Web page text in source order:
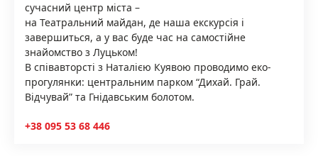
сучасний центр міста –
на Театральний майдан, де наша екскурсія і
завершиться, а у вас буде час на самостійне
знайомство з Луцьком!
В співавторсті з Наталією Куявою проводимо еко-
прогулянки: центральним парком “Дихай. Грай.
Відчувай” та Гнідавським болотом.
+38 095 53 68 446